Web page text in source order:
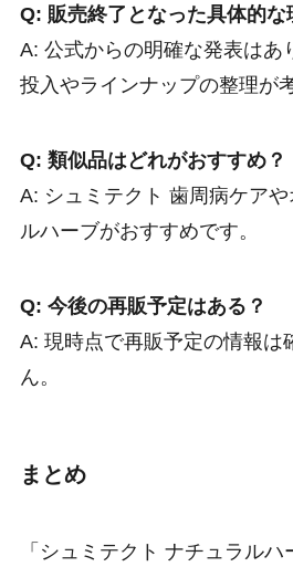
Q: 販売終了となった具体的な
A: 公式からの明確な発表はあ
投入やラインナップの整理が
Q: 類似品はどれがおすすめ？
A: シュミテクト 歯周病ケア
ルハーブがおすすめです。
Q: 今後の再販予定はある？
A: 現時点で再販予定の情報は
ん。
まとめ
「シュミテクト ナチュラル